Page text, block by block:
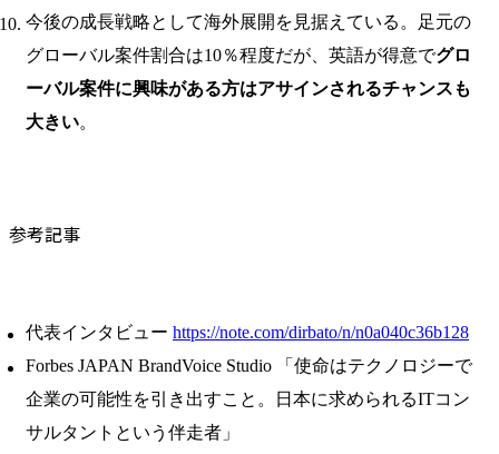
今後の成長戦略として海外展開を見据えている。足元の
グローバル案件割合は10％程度だが、英語が得意でグロ
ーバル案件に興味がある方はアサインされるチャンスも
大きい。
参考記事
代表インタビュー https://note.com/dirbato/n/n0a040c36b128
Forbes JAPAN BrandVoice Studio 「使命はテクノロジーで
企業の可能性を引き出すこと。日本に求められるITコン
サルタントという伴走者」